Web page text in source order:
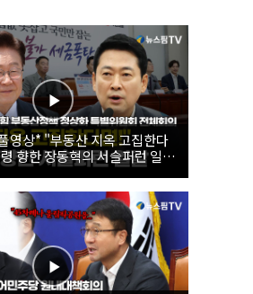
영상* "부동산 지옥 고집한다
향한 장동혁의 서슬퍼런 일갈
의힘 부동산정책 정상화 특별
의